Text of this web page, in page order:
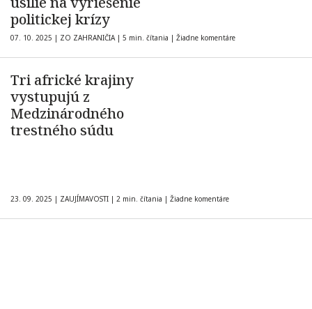
politickej krízy
07. 10. 2025 | ZO ZAHRANIČIA | 5 min. čítania | Žiadne komentáre
Tri africké krajiny
vystupujú z
Medzinárodného
trestného súdu
23. 09. 2025 | ZAUJÍMAVOSTI | 2 min. čítania | Žiadne komentáre